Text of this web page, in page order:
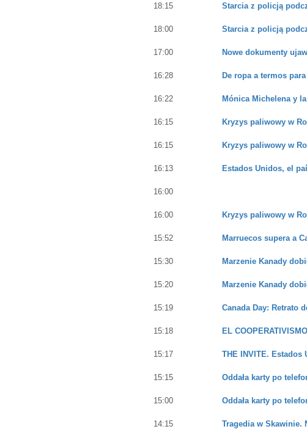
18:15 Starcia z policją
18:00 Starcia z policją
17:00 Nowe dokumenty
16:28 De ropa a termos
16:22 Mónica Michelena y
16:15 Kryzys paliwowy w
16:15 Kryzys paliwowy w
16:13 Estados Unidos, el
16:00
16:00 Kryzys paliwowy w
15:52 Marruecos supera a
15:30 Marzenie Kanady
15:20 Marzenie Kanady
15:19 Canada Day: Retrato
15:18 EL
15:17 THE INVITE.
15:15 Oddała karty po
15:00 Oddała karty po
14:15 Tragedia w Skawinie.